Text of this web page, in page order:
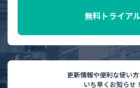
無料トライア
更新情報や便利な使い
いち早くお知らせ！